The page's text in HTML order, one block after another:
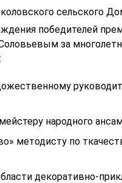
сельского
победителей
за
народного
методисту по
декоративно-